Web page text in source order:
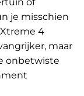
je misschien
4
maar
onbetwiste